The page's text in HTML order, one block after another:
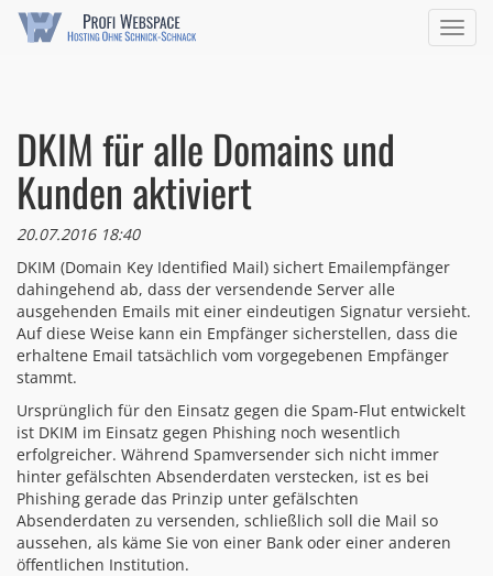
ein/
DKIM für alle Domains und
Kunden aktiviert
20.07.2016 18:40
DKIM (Domain Key Identified Mail) sichert Emailempfänger
dahingehend ab, dass der versendende Server alle
ausgehenden Emails mit einer eindeutigen Signatur versieht.
Auf diese Weise kann ein Empfänger sicherstellen, dass die
erhaltene Email tatsächlich vom vorgegebenen Empfänger
stammt.
Ursprünglich für den Einsatz gegen die Spam-Flut entwickelt
ist DKIM im Einsatz gegen Phishing noch wesentlich
erfolgreicher. Während Spamversender sich nicht immer
hinter gefälschten Absenderdaten verstecken, ist es bei
Phishing gerade das Prinzip unter gefälschten
Absenderdaten zu versenden, schließlich soll die Mail so
aussehen, als käme Sie von einer Bank oder einer anderen
öffentlichen Institution.